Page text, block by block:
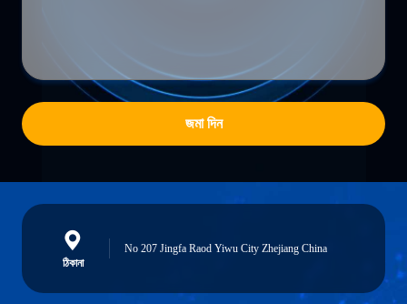
জমা দিন
ঠিকানা
No 207 Jingfa Raod Yiwu City Zhejiang China